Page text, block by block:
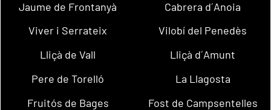
Jaume de Frontanyà
Cabrera d´Anoia
Viver i Serrateix
Vilobí del Penedès
Lliçà de Vall
Lliçà d´Amunt
Pere de Torelló
La Llagosta
Fruitós de Bages
Fost de Campsentelles